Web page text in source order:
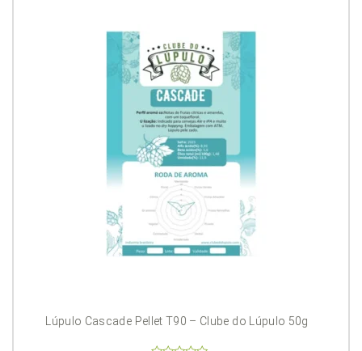
Lúpulo Cascade Pellet T90 – Clube do Lúpulo 50g